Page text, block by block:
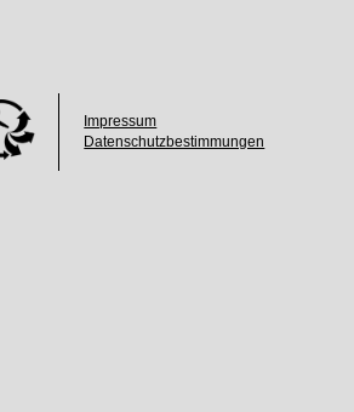
Impressum
Datenschutzbestimmungen